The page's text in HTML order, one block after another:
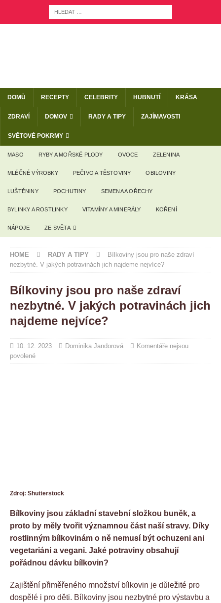
DOMŮ RECEPTY CELEBRITY HUBNUTÍ KRÁSA
ZDRAVÍ DOMOV RADY A TIPY ZAJÍMAVOSTI
SVĚTOVÉ POKRMY
MASO RYBY A MOŘSKÉ PLODY OVOCE ZELENINA
MLÉČNÉ VÝROBKY PEČIVO A TĚSTOVINY OBILOVINY
LUŠTĚNINY POCHUTINY SEMENA A OŘECHY
BYLINKY A ROSTLINKY VITAMÍNY A MINERÁLY KOŘENÍ
NÁPOJE ZE SVĚTA
HOME RADY A TIPY
Bílkoviny jsou pro naše zdraví
nezbytné. V jakých potravinách jich najdeme nejvíce?
Bílkoviny jsou pro naše zdraví
nezbytné. V jakých potravinách jich
najdeme nejvíce?
10. 12. 2023 Dominika Jandorová
Komentáře nejsou
povolené
Zdroj: Shutterstock
Bílkoviny jsou základní stavební složkou buněk, a
proto by měly tvořit významnou část naší stravy. Díky
rostlinným bílkovinám o ně nemusí být ochuzeni ani
vegetariáni a vegani. Jaké potraviny obsahují
pořádnou dávku bílkovin?
Zajištění přiměřeného množství bílkovin je důležité pro
dospělé i pro děti. Bílkoviny jsou nezbytné pro výstavbu a